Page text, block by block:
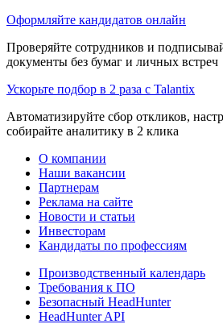
Оформляйте кандидатов онлайн
Проверяйте сотрудников и
документы без бумаг и личных встреч
Ускорьте подбор в 2 раза с Talantix
Автоматизируйте сбор откликов,
собирайте аналитику в 2 клика
О компании
Наши вакансии
Партнерам
Реклама на сайте
Новости и статьи
Инвесторам
Кандидаты по профессиям
Производственный календарь
Требования к ПО
Безопасный HeadHunter
HeadHunter API